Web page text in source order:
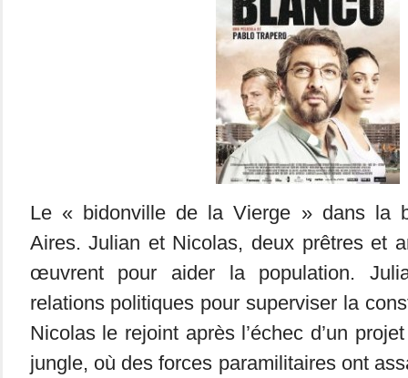
Le « bidonville de la Vierge » dans la
Aires. Julian et Nicolas, deux prêtres et
œuvrent pour aider la population.
relations politiques pour superviser la
Nicolas le rejoint après l’échec d’un
jungle, où des forces paramilitaires ont